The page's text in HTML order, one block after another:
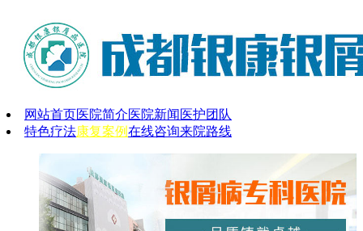
网站首页医院简介医院新闻 医护团队
特色疗法康复案例在线咨询来院路线